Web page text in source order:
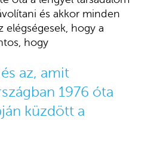
és akkor minden
hogy a
hogy
az, amit
1976 óta
küzdött a